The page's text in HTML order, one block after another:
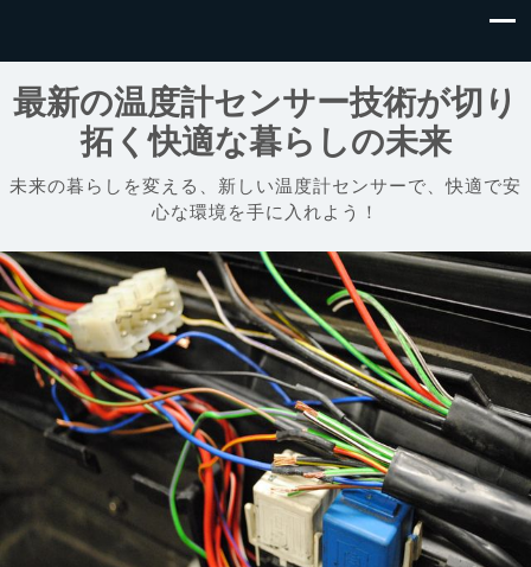
最新の温度計センサー技術が切り
拓く快適な暮らしの未来
未来の暮らしを変える、新しい温度計センサーで、快適で安
心な環境を手に入れよう！